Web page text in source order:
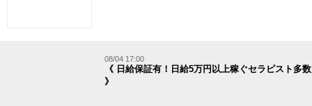
08/04 17:00
《 日給保証有！日給5万円以上稼ぐセラピスト多数
》